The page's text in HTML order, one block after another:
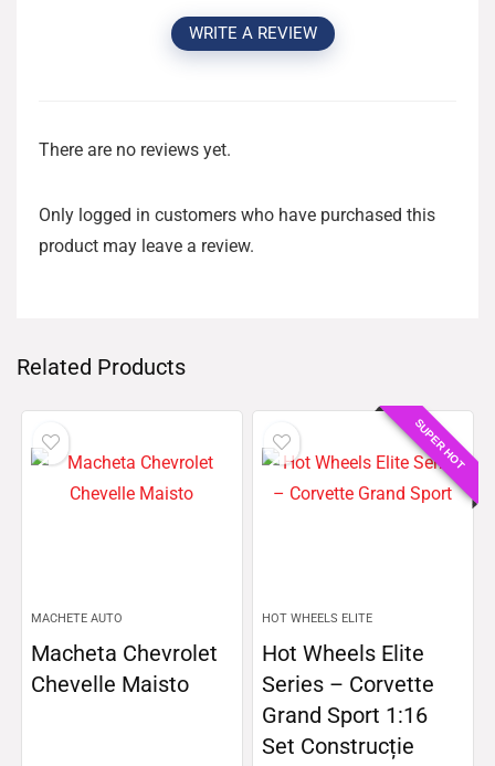
WRITE A REVIEW
There are no reviews yet.
Only logged in customers who have purchased this
product may leave a review.
Related Products
MACHETE AUTO
Macheta Chevrolet
Chevelle Maisto
SUPER HOT
HOT WHEELS ELITE
Hot Wheels Elite
Series – Corvette
Grand Sport 1:16
Set Construcție